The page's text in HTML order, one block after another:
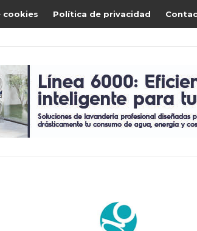
cookies Política de privacidad